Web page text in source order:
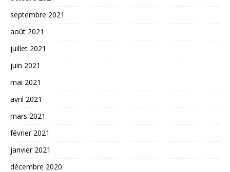
septembre 2021
août 2021
juillet 2021
juin 2021
mai 2021
avril 2021
mars 2021
février 2021
janvier 2021
décembre 2020